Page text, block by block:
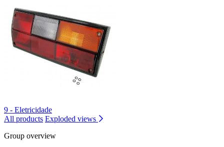
9 - Eletricidade
All products Exploded views
Group overview